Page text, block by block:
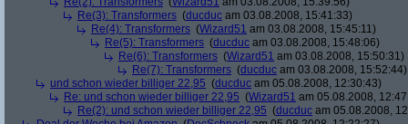
Re(3): Transformers (ducduc am 03.08.2008, 15:41:33)
Re(4): Transformers (Wizard51 am 03.08.2008, 15:45:11)
Re(5): Transformers (ducduc am 03.08.2008, 15:48:06)
Re(6): Transformers (Wizard51 am 03.08.2008, 15:50:31)
Re(7): Transformers (ducduc am 03.08.2008, 15:52:44)
und schon wieder billiger 22,95 (ducduc am 05.08.2008, 12:30:43)
Re: und schon wieder billiger 22,95 (Wizard51 am 05.08.2008,
Re(2): und schon wieder billiger 22,95 (ducduc am 05.08.2008,